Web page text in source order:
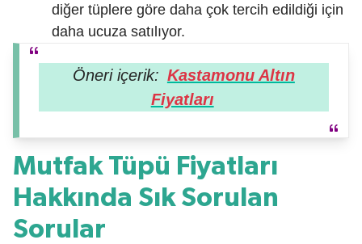
diğer tüplere göre daha çok tercih edildiği için
daha ucuza satılıyor.
Öneri içerik: Kastamonu Altın
Fiyatları
Mutfak Tüpü Fiyatları
Hakkında Sık Sorulan
Sorular